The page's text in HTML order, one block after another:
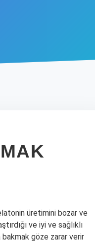
üretimini bozar ve
ve iyi ve sağlıklı
göze zarar verir